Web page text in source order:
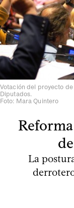
Votación del proyecto
Diputados.
Foto: Mara Quintero
La